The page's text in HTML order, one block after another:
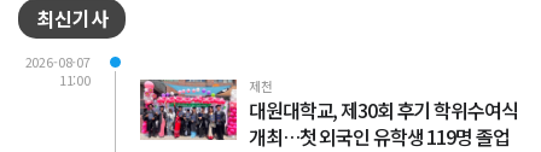
최신기사
2026-08-07
11:00
제천
대원대학교, 제30회 후기 학위수여식
개최…첫 외국인 유학생 119명 졸업